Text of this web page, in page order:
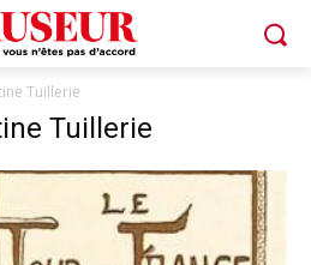
Tuillerie
Tuillerie